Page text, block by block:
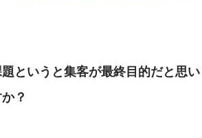
というと集客が最終目的だと思
？